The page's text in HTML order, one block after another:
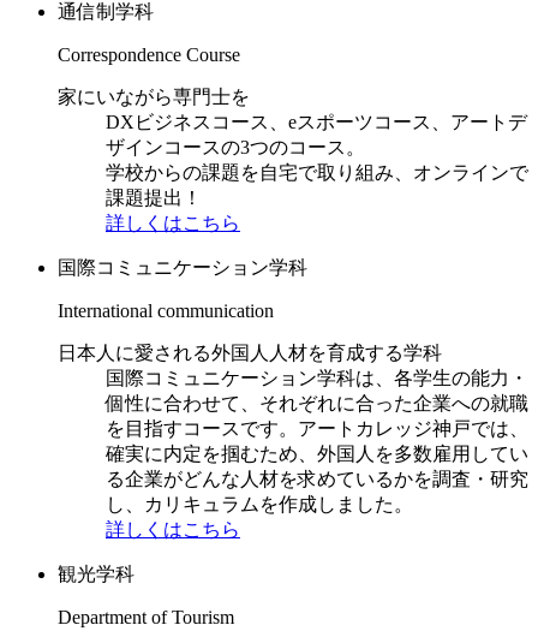
通信制学科
Correspondence Course
家にいながら専門士を
DXビジネスコース、eスポーツコース、アートデ
ザインコースの3つのコース。
学校からの課題を自宅で取り組み、オンラインで
課題提出！
詳しくはこちら
国際コミュニケーション学科
International communication
日本人に愛される外国人人材を育成する学科
国際コミュニケーション学科は、各学生の能力・
個性に合わせて、それぞれに合った企業への就職
を目指すコースです。アートカレッジ神戸では、
確実に内定を掴むため、外国人を多数雇用してい
る企業がどんな人材を求めているかを調査・研究
し、カリキュラムを作成しました。
詳しくはこちら
観光学科
Department of Tourism